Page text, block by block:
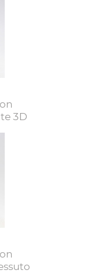
3D